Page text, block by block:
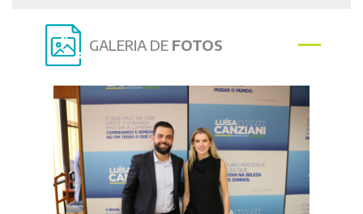
GALERIA DE FOTOS